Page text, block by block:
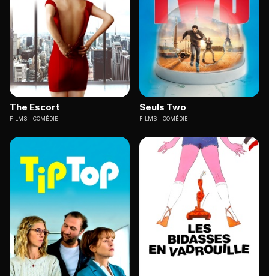
The Escort
FILMS COMÉDIE
Seuls Two
FILMS COMÉDIE